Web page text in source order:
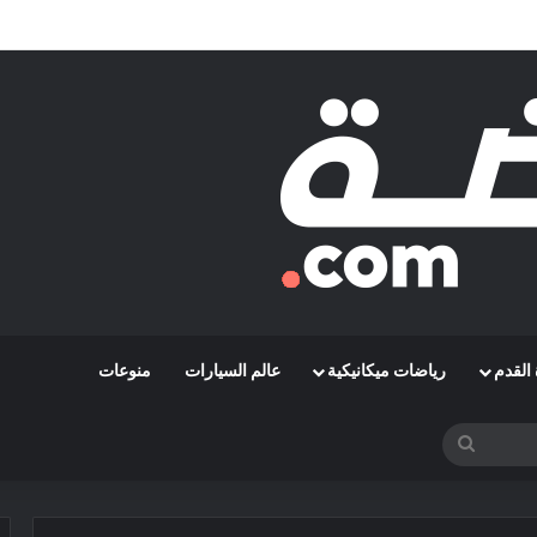
رمضاوي ويضمه لثلاثة مواسم
القدم رياضات ميكانيكية عالم السيارات منوعات
بحث